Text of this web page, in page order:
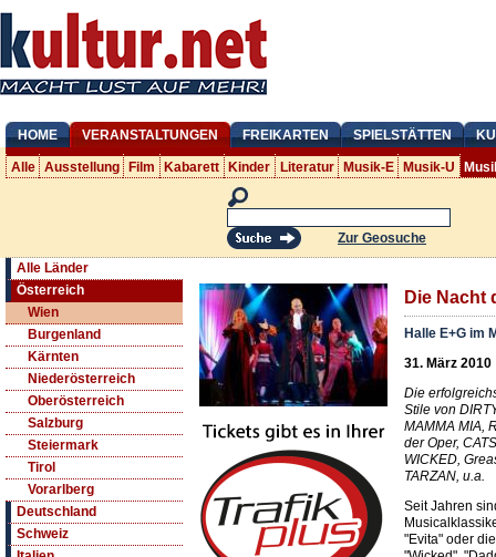
HOME VERANSTALTUNGEN FREIKARTEN SPIELSTÄTTEN
Alle Ausstellung Film Kabarett Kinder Literatur Musik-E Musik-U
Zur Geosuche
Alle Länder
Österreich
Wien
Burgenland
Kärnten
Niederösterreich
Oberösterreich
Salzburg
Steiermark
Tirol
Vorarlberg
Deutschland
Schweiz
Die Nacht
Halle E+G im
31. März 2010
Die
Stile von
MAMMA MIA,
der Oper,
WICKED,
TARZAN, u.a.
Seit Jahren
"Evita" oder